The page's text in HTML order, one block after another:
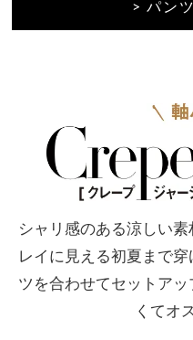
> パン
シャリ感のある涼しい
レイに見える初夏まで穿
ツを合わせてセットア
くてオ